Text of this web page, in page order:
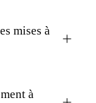
mises à
à